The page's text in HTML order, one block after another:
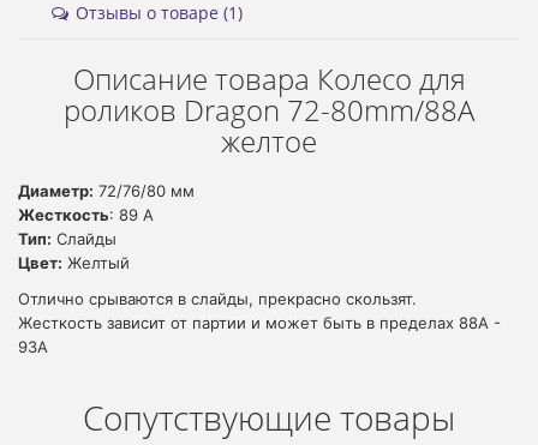
Отзывы о товаре (1)
Описание товара Колесо для
роликов Dragon 72-80mm/88A
желтое
Диаметр: 72/76/80 мм
Жесткость: 89 А
Тип: Слайды
Цвет: Желтый
Отлично срываются в слайды, прекрасно скользят.
Жесткость зависит от партии и может быть в пределах 88А -
93А
Сопутствующие товары